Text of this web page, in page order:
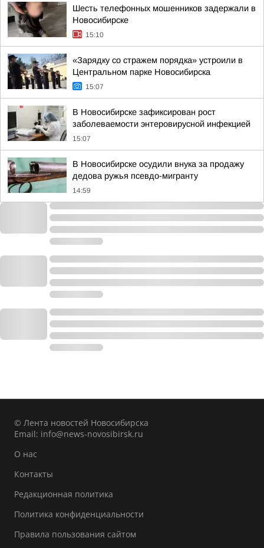
Шесть телефонных мошенников задержали в
Новосибирске
15:10
«Зарядку со стражем порядка» устроили в
Центральном парке Новосибирска
15:07
В Новосибирске зафиксирован рост
заболеваемости энтеровирусной инфекцией
15:07
В Новосибирске осудили внука за продажу
дедова ружья псевдо-мигранту
14:59
© Лента новостей Новосибирска
Email: info@news-novosibirsk.ru
О нас
Контакты
Редакционная политика
Политика конфиденциальности
Правила пользования сайтом